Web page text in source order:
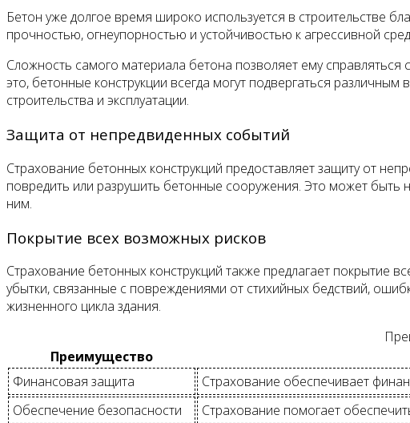
Бетон уже долгое время широко используется в строительстве
прочностью, огнеупорностью и устойчивостью к агрессивной
Сложность самого материала бетона позволяет ему
это, бетонные конструкции всегда могут подвергаться
строительства и эксплуатации.
Защита от непредвиденных событий
Страхование бетонных конструкций предоставляет защиту от
повредить или разрушить бетонные сооружения. Это может быть
ним.
Покрытие всех возможных рисков
Страхование бетонных конструкций также предлагает покрытие
убытки, связанные с повреждениями от стихийных бедствий,
жизненного цикла здания.
Преимущество
Финансовая защита
Страхование обеспечивает
Обеспечение безопасности
Страхование помогает